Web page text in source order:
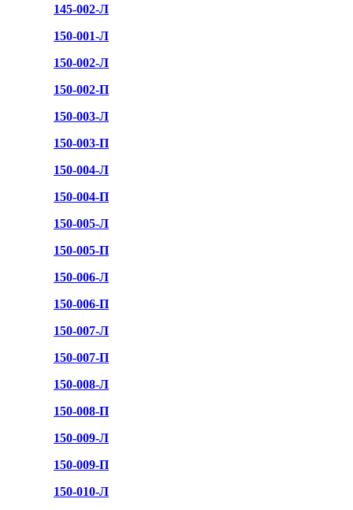
145-002-Л
150-001-Л
150-002-Л
150-002-П
150-003-Л
150-003-П
150-004-Л
150-004-П
150-005-Л
150-005-П
150-006-Л
150-006-П
150-007-Л
150-007-П
150-008-Л
150-008-П
150-009-Л
150-009-П
150-010-Л